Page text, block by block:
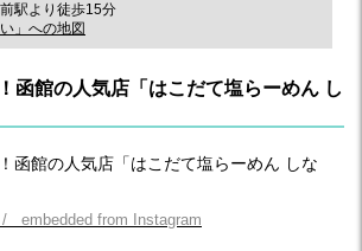
駅より徒歩15分
」への地図
函館の人気店「はこだて塩らーめん し
embedded from Instagram